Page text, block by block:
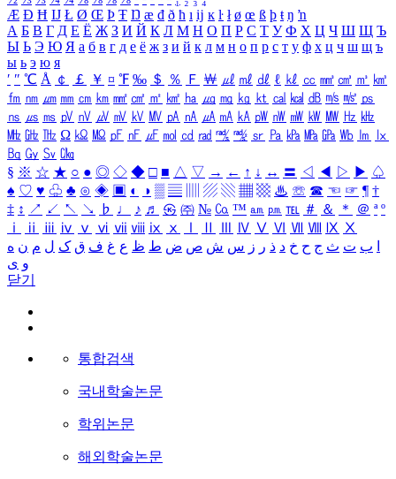
Æ Ð Ħ Ĳ Ł Ø Œ Þ Ŧ Ŋ æ đ ð ħ ı ĳ ĸ ŀ ł ø œ ß þ ŧ ŋ ŉ
А Б В Г Д Е Ё Ж З И Й К Л М Н О П Р С Т У Ф Х Ц Ч Ш Щ Ъ
Ы Ь Э Ю Я а б в г д е ё ж з и й к л м н о п р с т у ф х ц ч ш щ ъ
ы ь э ю я
′ ″ ℃ Å ￠ ￡ ￥ ¤ ℉ ‰ ＄ ％ Ｆ ￦ ㎕ ㎖ ㎗ ℓ ㎘ ㏄ ㎣ ㎤ ㎥ ㎦
㎙ ㎚ ㎛ ㎜ ㎝ ㎞ ㎟ ㎠ ㎡ ㎢ ㏊ ㎍ ㎎ ㎏ ㏏ ㎈ ㎉ ㏈ ㎧ ㎨ ㎰
㎱ ㎲ ㎳ ㎴ ㎵ ㎶ ㎷ ㎸ ㎹ ㎀ ㎁ ㎂ ㎃ ㎄ ㎺ ㎻ ㎽ ㎾ ㎿ ㎐ ㎑
㎒ ㎓ ㎔ Ω ㏀ ㏁ ㎊ ㎋ ㎌ ㏖ ㏅ ㎭ ㎮ ㎯ ㏛ ㎩ ㎪ ㎫ ㎬ ㏝ ㏐
㏓
㏃ ㏉ ㏜ ㏆
§ ※ ☆ ★ ○ ● ◎ ◇ ◆ □ ■ △ ▽ → ← ↑ ↓ ↔ 〓 ◁ ◀ ▷ ▶ ♤
♠ ♡ ♥ ♧ ♣ ⊙ ◈ ▣ ◐ ◑ ▒ ▤ ▨ ▧ ▦ ▩ ♨ ☏ ☎ ☜ ☞ ¶ †
‡ ↕ ↗ ↙ ↖ ↘ ♭ ♩ ♪ ♬ ㉿ ㈜ № ㏇ ™ ㏂ ㏘ ℡ ＃ ＆ ＊ ＠ ª º
ⅰ
ⅱ ⅲ ⅳ ⅴ ⅵ ⅶ ⅷ ⅸ ⅹ Ⅳ Ⅴ Ⅵ Ⅶ Ⅷ Ⅸ Ⅹ
ب ت ث ج ح خ د ذ ر ز س ش ص ض ط ظ ع غ ف ق ک ل م ن ه
و ی
닫기
통합검색
국내학술논문
학위논문
해외학술논문